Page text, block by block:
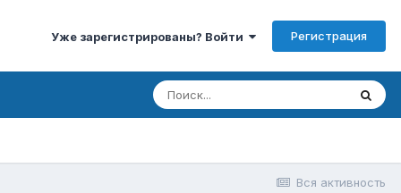
Уже зарегистрированы? Войти Регистрация
Вся активность